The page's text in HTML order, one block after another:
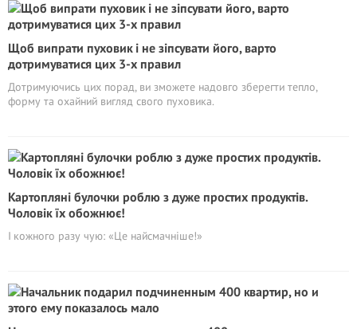
Щоб випрати пуховик і не зіпсувати його, варто
дотримуватися цих 3-х правил
Дотримуючись цих порад, ви зможете надовго зберегти тепло,
форму та охайний вигляд свого пуховика.
Картопляні булочки роблю з дуже простих продуктів.
Чоловік їх обожнює!
І кожного разу чую: «Це найсмачніше!»